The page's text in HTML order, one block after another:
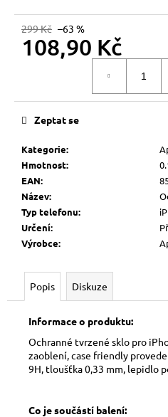
299 Kč –63 %
108,90 Kč
Kategorie:
Hmotnost:
EAN:
Název:
Typ telefonu:
Určení:
Výrobce:
Zeptat se
Popis Diskuze
Informace o produktu:
Ochranné tvrzené sklo pro
zaoblení, case friendly
9H, tloušťka 0,33 mm, lepidlo
Co je součástí balení:
r
u
e
m
e